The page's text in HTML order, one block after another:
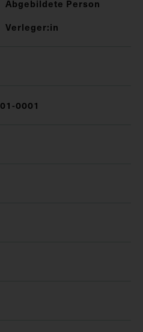
Abgebildete Person
Verleger:in
0001